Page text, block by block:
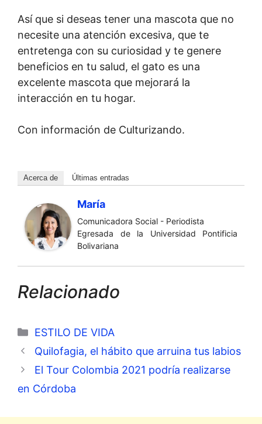
Así que si deseas tener una mascota que no
necesite una atención excesiva, que te
entretenga con su curiosidad y te genere
beneficios en tu salud, el gato es una
excelente mascota que mejorará la
interacción en tu hogar.
Con información de Culturizando.
Acerca de Últimas entradas
María
Comunicadora Social - Periodista
Egresada de la Universidad Pontificia
Bolivariana
Relacionado
Categorías
ESTILO DE VIDA
Quilofagia, el hábito que arruina tus labios
El Tour Colombia 2021 podría realizarse
en Córdoba